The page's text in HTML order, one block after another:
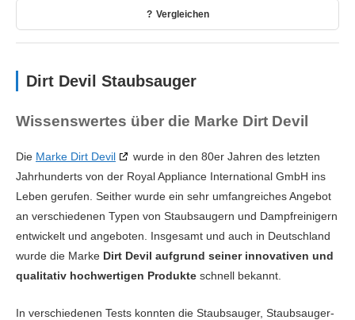
Vergleichen
Dirt Devil Staubsauger
Wissenswertes über die Marke Dirt Devil
Die Marke Dirt Devil
wurde in den 80er Jahren des letzten
Jahrhunderts von der Royal Appliance International GmbH ins
Leben gerufen. Seither wurde ein sehr umfangreiches Angebot
an verschiedenen Typen von Staubsaugern und Dampfreinigern
entwickelt und angeboten. Insgesamt und auch in Deutschland
wurde die Marke Dirt Devil aufgrund seiner innovativen und
qualitativ hochwertigen Produkte schnell bekannt.
In verschiedenen Tests konnten die Staubsauger, Staubsauger-